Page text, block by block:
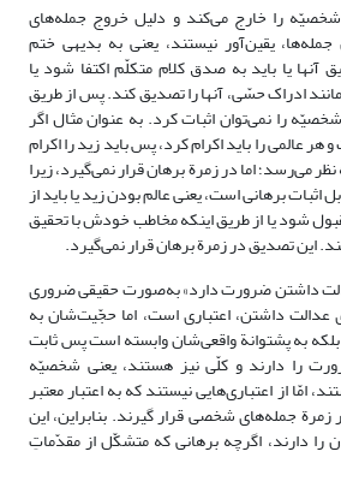
را خارج می‌کند و دلیل خروج جمله‌های
یقین‌آور نیستند، یعنی به بدیهی ختم
آنها یا باید به صدق کلام متکلّم اکتفا شود یا
ادراک حسّی، آنها را تصدیق کند. پس از طریق
را نمی‌توان اثبات کرد. به عنوان مثال اگر
عالمی را باید اکرام کرد، پس باید زید را اکرام
می‌رسد؛ اما در زمرة برهان قرار نمی‌گیرد، زیرا
برهانی است، یعنی عالم بودن زید یا باید از
شود یا از طریق اینکه مخاطب خودش با تحقیق
این تصدیق در زمرة برهان قرار نمی‌گیرد.
داشتن ضرورت دارد» به‌صورت حقیقی ضروری
عدالت داشتن، اعتباری است، اما حجّیت‌شان به
بلکه به پشتوانة واقعی‌شان وابسته است پس ثابت
را دارند و کلّی نیز هستند، یعنی شخصیّه
امّا از اعتباری‌هایی نیستند که به اعتبار معتبر
جمله‌های شخصی قرار گیرند. بنابراین، این
را دارند، اگرچه برهانی که متشکّل از مقدّماتِ